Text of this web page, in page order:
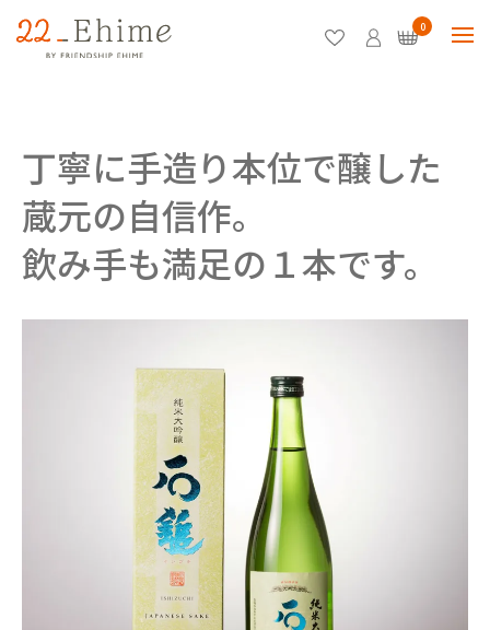
0
丁寧に手造り本位で醸した
蔵元の自信作。
飲み手も満足の１本です。